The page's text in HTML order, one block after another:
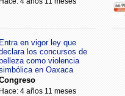
Entra en vigor ley que
los concursos de
belleza como violencia
en Oaxaca
Hace: 4 años 11 meses